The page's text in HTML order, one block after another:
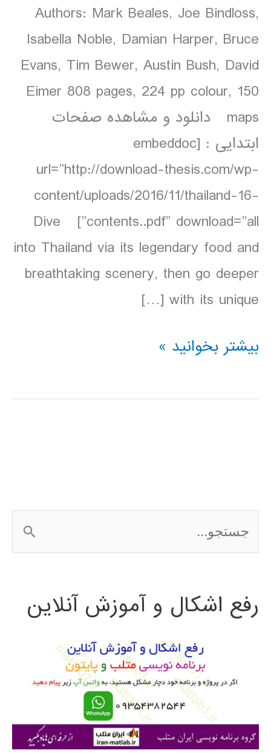
Authors: Mark Beales, Joe Bindloss,
Isabella Noble, Damian Harper, Bruce
Evans, Tim Bewer, Austin Bush, David
Eimer 808 pages, 224 pp colour, 150
maps دانلود و مشاهده صفحات
ابتدایی : [embeddoc
url=”http://download-thesis.com/wp-
content/uploads/2016/11/thailand-16-
contents..pdf” download=”all”] Dive
into Thailand via its legendary food and
breathtaking scenery, then go deeper
with its unique […]
دانلود
lonely
بیشتر بخوانید »
س
ج
ی
رفع اشکال و آموزش آنلاین